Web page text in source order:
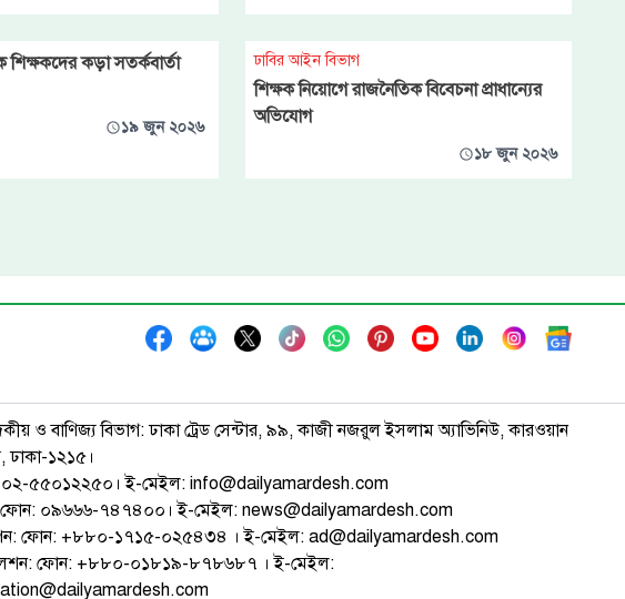
শিক্ষকদের কড়া সতর্কবার্তা
১৯ জুন ২০২৬
ঢাবির আইন বিভাগ
শিক্ষক নিয়োগে রাজনৈতিক বিবেচনা প্রাধান্যের
অভিযোগ
১৮ জুন ২০২৬
ও বাণিজ্য বিভাগ: ঢাকা ট্রেড সেন্টার, ৯৯, কাজী নজরুল ইসলাম অ্যাভিনিউ, কারওয়ান
ঢাকা-১২১৫।
৫৫০১২২৫০। ই-মেইল: info@dailyamardesh.com
ফোন: ০৯৬৬৬-৭৪৭৪০০। ই-মেইল: news@dailyamardesh.com
ফোন: +৮৮০-১৭১৫-০২৫৪৩৪ । ই-মেইল: ad@dailyamardesh.com
ফোন: +৮৮০-০১৮১৯-৮৭৮৬৮৭ । ই-মেইল: